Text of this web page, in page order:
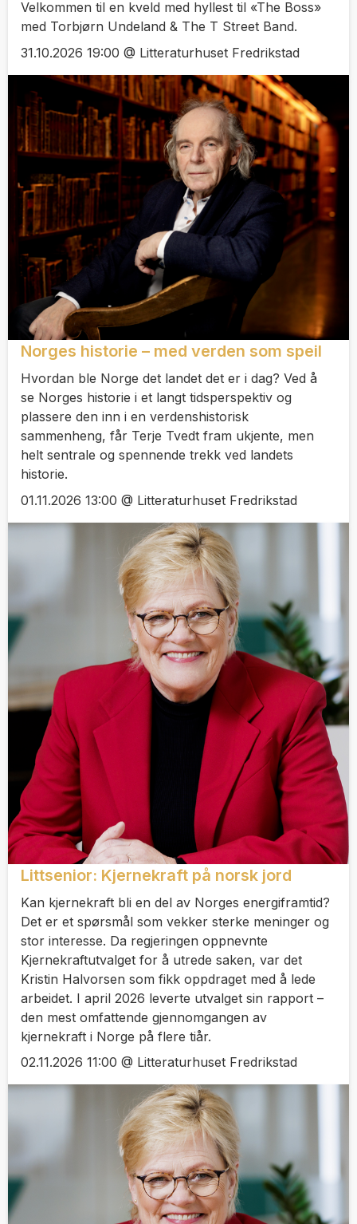
Velkommen til en kveld med hyllest til «The Boss»
med Torbjørn Undeland & The T Street Band.
31.10.2026 19:00 @ Litteraturhuset Fredrikstad
Norges historie – med verden som speil
Hvordan ble Norge det landet det er i dag? Ved å
se Norges historie i et langt tidsperspektiv og
plassere den inn i en verdenshistorisk
sammenheng, får Terje Tvedt fram ukjente, men
helt sentrale og spennende trekk ved landets
historie.
01.11.2026 13:00 @ Litteraturhuset Fredrikstad
Littsenior: Kjernekraft på norsk jord
Kan kjernekraft bli en del av Norges energiframtid?
Det er et spørsmål som vekker sterke meninger og
stor interesse. Da regjeringen oppnevnte
Kjernekraftutvalget for å utrede saken, var det
Kristin Halvorsen som fikk oppdraget med å lede
arbeidet. I april 2026 leverte utvalget sin rapport –
den mest omfattende gjennomgangen av
kjernekraft i Norge på flere tiår.
02.11.2026 11:00 @ Litteraturhuset Fredrikstad